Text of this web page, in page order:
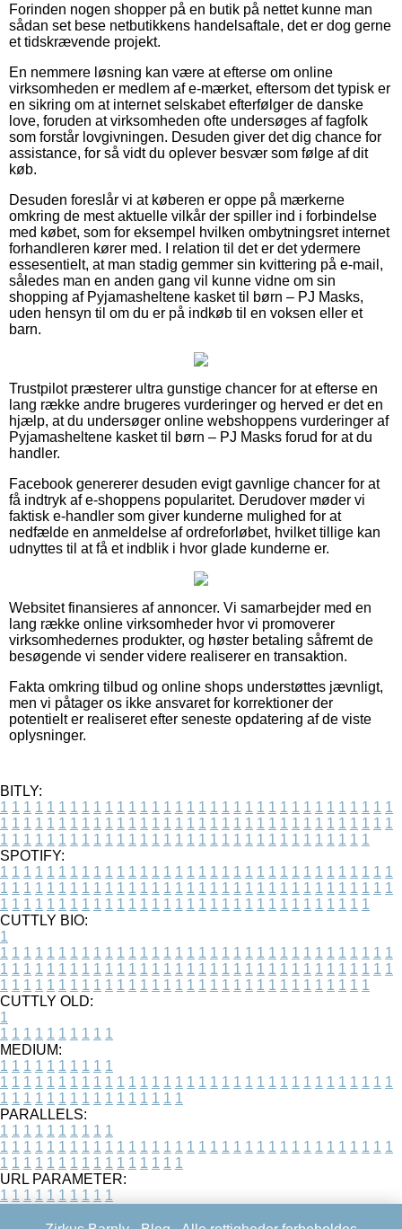
Forinden nogen shopper på en butik på nettet kunne man
sådan set bese netbutikkens handelsaftale, det er dog gerne
et tidskrævende projekt.
En nemmere løsning kan være at efterse om online
virksomheden er medlem af e-mærket, eftersom det typisk er
en sikring om at internet selskabet efterfølger de danske
love, foruden at virksomheden ofte undersøges af fagfolk
som forstår lovgivningen. Desuden giver det dig chance for
assistance, for så vidt du oplever besvær som følge af dit
køb.
Desuden foreslår vi at køberen er oppe på mærkerne
omkring de mest aktuelle vilkår der spiller ind i forbindelse
med købet, som for eksempel hvilken ombytningsret internet
forhandleren kører med. I relation til det er det ydermere
essesentielt, at man stadig gemmer sin kvittering på e-mail,
således man en anden gang vil kunne vidne om sin
shopping af Pyjamasheltene kasket til børn – PJ Masks,
uden hensyn til om du er på indkøb til en voksen eller et
barn.
Trustpilot præsterer ultra gunstige chancer for at efterse en
lang række andre brugeres vurderinger og herved er det en
hjælp, at du undersøger online webshoppens vurderinger af
Pyjamasheltene kasket til børn – PJ Masks forud for at du
handler.
Facebook genererer desuden evigt gavnlige chancer for at
få indtryk af e-shoppens popularitet. Derudover møder vi
faktisk e-handler som giver kunderne mulighed for at
nedfælde en anmeldelse af ordreforløbet, hvilket tillige kan
udnyttes til at få et indblik i hvor glade kunderne er.
Websitet finansieres af annoncer. Vi samarbejder med en
lang række online virksomheder hvor vi promoverer
virksomhedernes produkter, og høster betaling såfremt de
besøgende vi sender videre realiserer en transaktion.
Fakta omkring tilbud og online shops understøttes jævnligt,
men vi påtager os ikke ansvaret for korrektioner der
potentielt er realiseret efter seneste opdatering af de viste
oplysninger.
BITLY:
1 1 1 1 1 1 1 1 1 1 1 1 1 1 1 1 1 1 1 1 1 1 1 1 1 1 1 1 1 1 1 1 1 1
1 1 1 1 1 1 1 1 1 1 1 1 1 1 1 1 1 1 1 1 1 1 1 1 1 1 1 1 1 1 1 1 1 1
1 1 1 1 1 1 1 1 1 1 1 1 1 1 1 1 1 1 1 1 1 1 1 1 1 1 1 1 1 1 1 1
SPOTIFY:
1 1 1 1 1 1 1 1 1 1 1 1 1 1 1 1 1 1 1 1 1 1 1 1 1 1 1 1 1 1 1 1 1 1
1 1 1 1 1 1 1 1 1 1 1 1 1 1 1 1 1 1 1 1 1 1 1 1 1 1 1 1 1 1 1 1 1 1
1 1 1 1 1 1 1 1 1 1 1 1 1 1 1 1 1 1 1 1 1 1 1 1 1 1 1 1 1 1 1 1
CUTTLY BIO:
1
1 1 1 1 1 1 1 1 1 1 1 1 1 1 1 1 1 1 1 1 1 1 1 1 1 1 1 1 1 1 1 1 1 1
1 1 1 1 1 1 1 1 1 1 1 1 1 1 1 1 1 1 1 1 1 1 1 1 1 1 1 1 1 1 1 1 1 1
1 1 1 1 1 1 1 1 1 1 1 1 1 1 1 1 1 1 1 1 1 1 1 1 1 1 1 1 1 1 1 1
CUTTLY OLD:
1
1 1 1 1 1 1 1 1 1 1
MEDIUM:
1 1 1 1 1 1 1 1 1 1
1 1 1 1 1 1 1 1 1 1 1 1 1 1 1 1 1 1 1 1 1 1 1 1 1 1 1 1 1 1 1 1 1 1
1 1 1 1 1 1 1 1 1 1 1 1 1 1 1 1
PARALLELS:
1 1 1 1 1 1 1 1 1 1
1 1 1 1 1 1 1 1 1 1 1 1 1 1 1 1 1 1 1 1 1 1 1 1 1 1 1 1 1 1 1 1 1 1
1 1 1 1 1 1 1 1 1 1 1 1 1 1 1 1
URL PARAMETER:
1 1 1 1 1 1 1 1 1 1